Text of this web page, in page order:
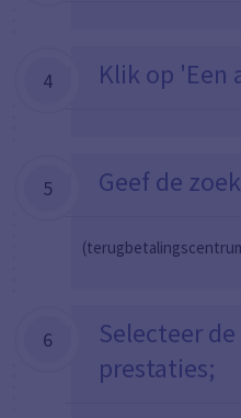
4 Klik op 'Een
5 Geef de
6
Selecteer
prestaties;